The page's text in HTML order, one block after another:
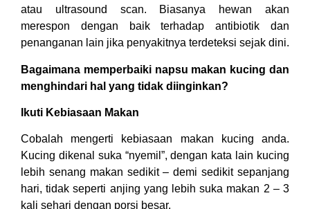
atau ultrasound scan. Biasanya hewan akan
merespon dengan baik terhadap antibiotik dan
penanganan lain jika penyakitnya terdeteksi sejak dini.
Bagaimana memperbaiki napsu makan kucing dan
menghindari hal yang tidak diinginkan?
Ikuti Kebiasaan Makan
Cobalah mengerti kebiasaan makan kucing anda.
Kucing dikenal suka “nyemil”, dengan kata lain kucing
lebih senang makan sedikit – demi sedikit sepanjang
hari, tidak seperti anjing yang lebih suka makan 2 – 3
kali sehari dengan porsi besar.